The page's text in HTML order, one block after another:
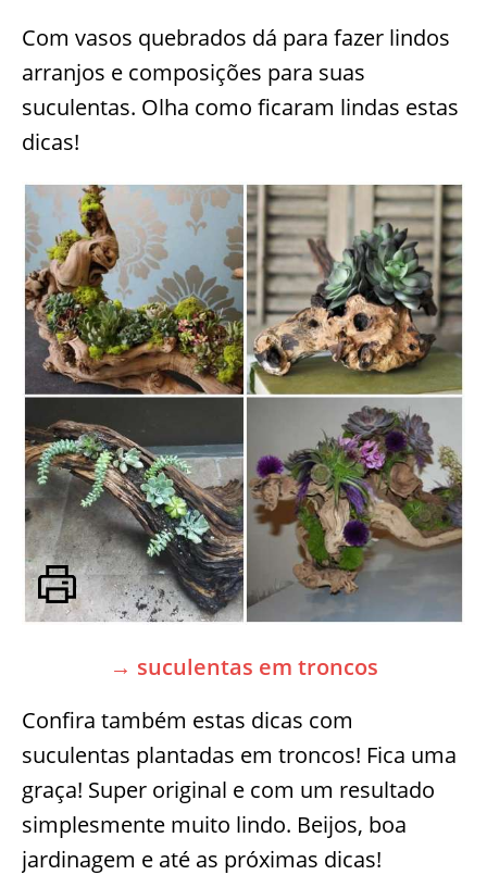
Com vasos quebrados dá para fazer lindos
arranjos e composições para suas
suculentas. Olha como ficaram lindas estas
dicas!
→ suculentas em troncos
Confira também estas dicas com
suculentas plantadas em troncos! Fica uma
graça! Super original e com um resultado
simplesmente muito lindo. Beijos, boa
jardinagem e até as próximas dicas!